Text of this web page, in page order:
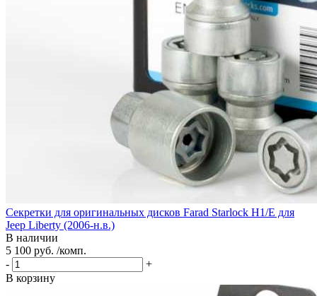
Секретки для оригинальных дисков Farad Starlock H1/E для
Jeep Liberty (2006-н.в.)
В наличии
5 100 руб. /комп.
-
+
В корзину